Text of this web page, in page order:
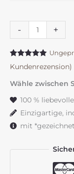
-
Hochzeitskerze
"Symmetry
Blütentraum"
wiesenbunt
Menge
+
Bewertet mit
5.00 von 5,
auf
1Kundenrezension)
Wähle zwischen
100 %
Einzigartige,
mit